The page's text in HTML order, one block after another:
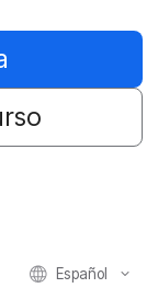
Español